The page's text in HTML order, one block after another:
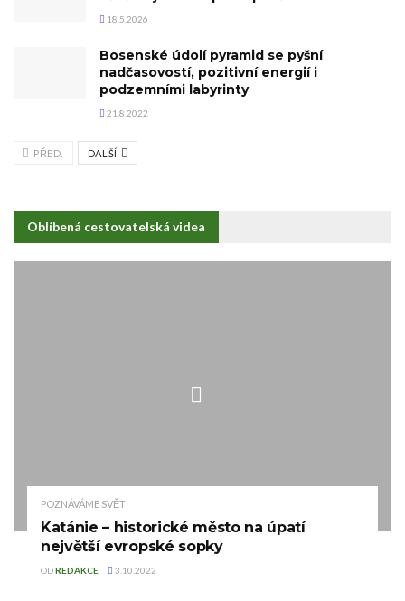
18.5.2026
Bosenské údolí pyramid se pyšní
nadčasovostí, pozitivní energií i
podzemními labyrinty
21.8.2022
PŘED. DALŠÍ
Oblíbená cestovatelská videa
POZNÁVÁME SVĚT
Katánie – historické město na úpatí
největší evropské sopky
ODREDAKCE 3.10.2022